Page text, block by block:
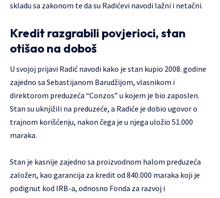
skladu sa zakonom te da su Radićevi navodi lažni i netačni.
Kredit razgrabili povjerioci, stan
otišao na doboš
U svojoj prijavi Radić navodi kako je stan kupio 2008. godine
zajedno sa Sebastijanom Barudžijom, vlasnikom i
direktorom preduzeća “Conzos” u kojem je bio zaposlen.
Stan su uknjižili na preduzeće, a Radiće je dobio ugovor o
trajnom korišćenju, nakon čega je u njega uložio 51.000
maraka.
Stan je kasnije zajedno sa proizvodnom halom preduzeća
založen, kao garancija za kredit od 840.000 maraka koji je
podignut kod IRB-a, odnosno Fonda za razvoj i